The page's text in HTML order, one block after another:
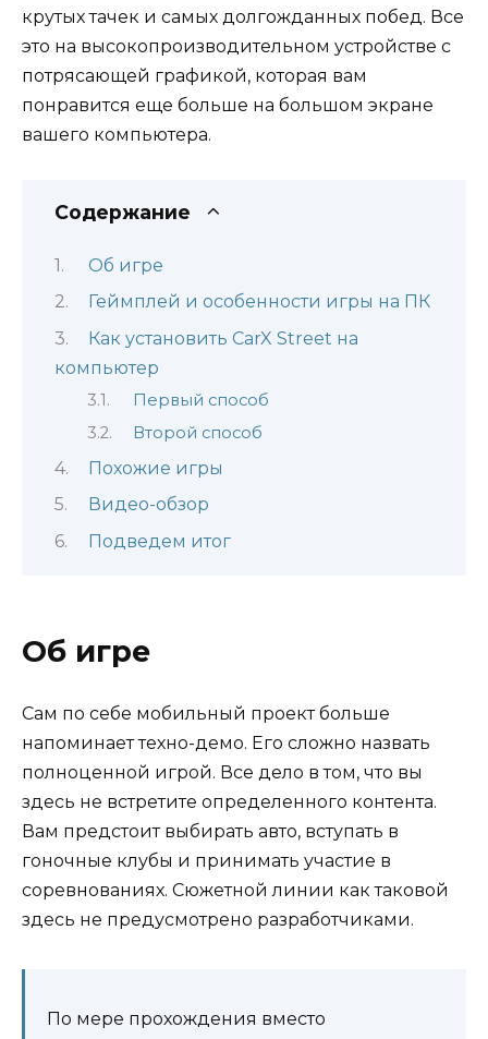
крутых тачек и самых долгожданных побед. Все
это на высокопроизводительном устройстве с
потрясающей графикой, которая вам
понравится еще больше на большом экране
вашего компьютера.
Содержание
Об игре
Геймплей и особенности игры на ПК
Как установить CarX Street на
компьютер
Первый способ
Второй способ
Похожие игры
Видео-обзор
Подведем итог
Об игре
Сам по себе мобильный проект больше
напоминает техно-демо. Его сложно назвать
полноценной игрой. Все дело в том, что вы
здесь не встретите определенного контента.
Вам предстоит выбирать авто, вступать в
гоночные клубы и принимать участие в
соревнованиях. Сюжетной линии как таковой
здесь не предусмотрено разработчиками.
По мере прохождения вместо